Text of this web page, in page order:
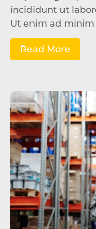
incididunt ut
Ut enim ad
Read More